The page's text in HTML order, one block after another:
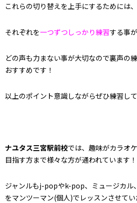
これらの切り替えを上手にするためには、
それぞれを一つずつしっかり練習する事
どの声も力まない事が大切なので裏声の
おすすめです！
以上のポイント意識しながらぜひ練習し
ナユタス三宮駅前校では、趣味がカラオ
目指す方まで様々な方が通われています！
ジャンルもj-popやk-pop、ミュージカル
をマンツーマン(個人)でレッスンさせてい